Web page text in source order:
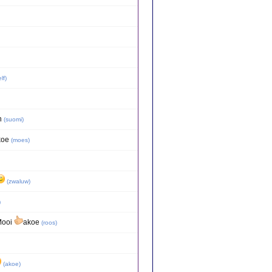
)
(suomi)
(moes)
(zwaluw)
akoe (roos)
(akoe)